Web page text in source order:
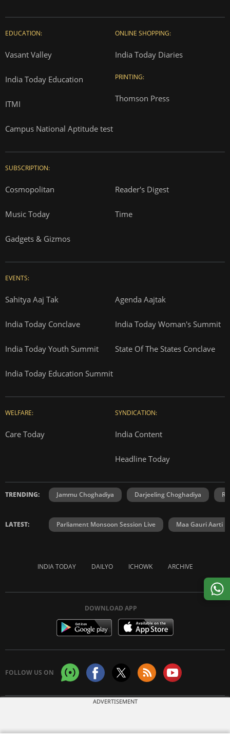
EDUCATION:
Vasant Valley
India Today Education
ITMI
Campus National Aptitude test
ONLINE SHOPPING:
India Today Diaries
PRINTING:
Thomson Press
SUBSCRIPTION:
Cosmopolitan Reader's Digest
Music Today Time
Gadgets & Gizmos
EVENTS:
Sahitya Aaj Tak Agenda Aajtak
India Today Conclave India Today Woman's Summit
India Today Youth Summit State Of The States Conclave
India Today Education Summit
WELFARE:
Care Today
SYNDICATION:
India Content
Headline Today
TRENDING: Jammu Choghadiya Darjeeling Choghadiya
LATEST: Parliament Monsoon Session Live Maa Gauri Aarti
INDIA TODAY DAILYO ICHOWK ARCHIVE
DOWNLOAD APP
FOLLOW US ON
ADVERTISEMENT